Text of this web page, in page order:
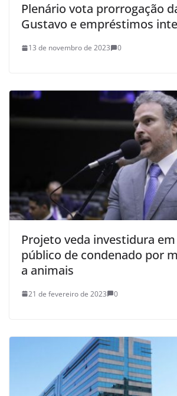
Plenário vota prorrogação
Gustavo e empréstimos
13 de novembro de 2023 0
Projeto veda investidura
público de condenado por
a animais
21 de fevereiro de 2023 0